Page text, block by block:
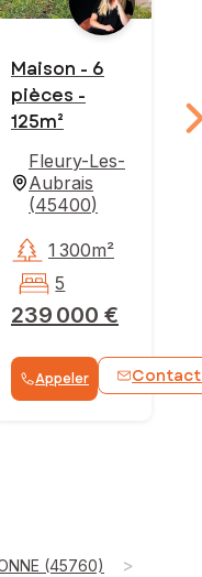
WhatsApp
Maison - 6
pièces -
125m²
Fleury-Les-
Aubrais
(45400)
239 000 €
1 300m²
5
Appeler
(45760) >